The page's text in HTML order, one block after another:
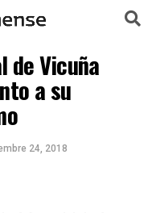
de Vicuña
a su
24, 2018